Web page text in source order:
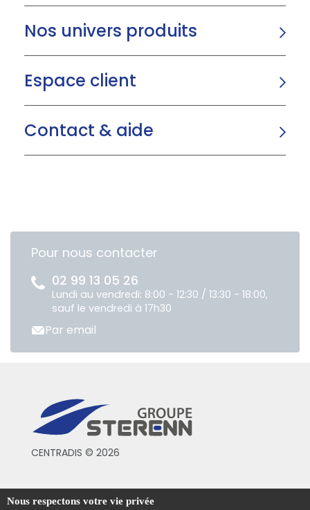
Nos univers produits
Espace client
Contact & aide
Pour nous contacter
02 99 13 05 26
Lundi au vendredi: 8:00 - 12:30 / 13:30 - 18:00,
sauf le vendredi à 17h30
Par email
CENTRADIS © 2026
Conditions générales de vente
Nous respectons votre vie privée